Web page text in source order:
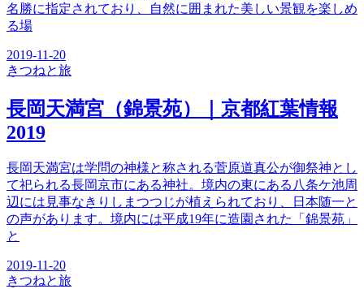
名勝に指定されており、自然に囲まれた美しい景観を楽しめ
る場
2019-11-20
きつねと旅
長岡天満宮（錦景苑）｜京都紅葉情報
2019
長岡天満宮は学問の神様と称される菅原道真公が御祭神とし
て祀られる長岡京市にある神社。境内の東にある八条ケ池周
辺には見事なきりしまつつじが植えられており、日本随一と
の声があります。境内には平成19年に造園された「錦景苑」
と
2019-11-20
きつねと旅